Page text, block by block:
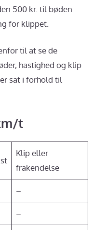
500 kr. til bøden
for klippet.
til at se de
hastighed og klip
sat i forhold til
t
Klip eller
frakendelse
–
–